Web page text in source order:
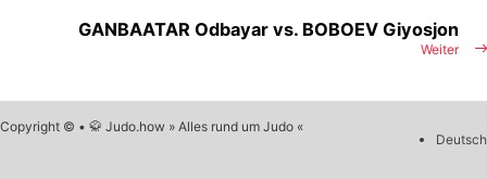
Weiter
GANBAATAR Odbayar vs. BOBOEV Giyosjon
Copyright © • 🥋 Judo.how » Alles rund um Judo «
Deutsch